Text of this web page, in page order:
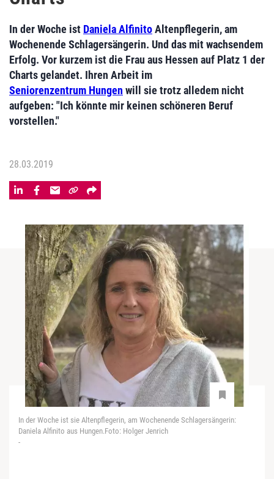
In der Woche ist Daniela AlfinitoAltenpflegerin, am
Wochenende Schlagersängerin. Und das mit wachsendem
Erfolg. Vor kurzem ist die Frau aus Hessen auf Platz 1 der
Charts gelandet. Ihren Arbeit im
Seniorenzentrum Hungen will sie trotz alledem nicht
aufgeben: "Ich könnte mir keinen schöneren Beruf
vorstellen."
28.03.2019
In der Woche ist sie Altenpflegerin, am Wochenende Schlagersängerin:
Daniela Alfinito aus Hungen.Foto: Holger Jenrich
-